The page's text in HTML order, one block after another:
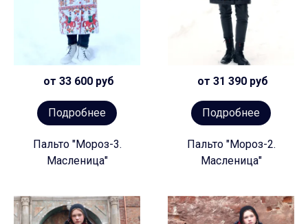
от 33 600 руб
Подробнее
Пальто "Мороз-3.
Масленица"
от 31 390 руб
Подробнее
Пальто "Мороз-2.
Масленица"